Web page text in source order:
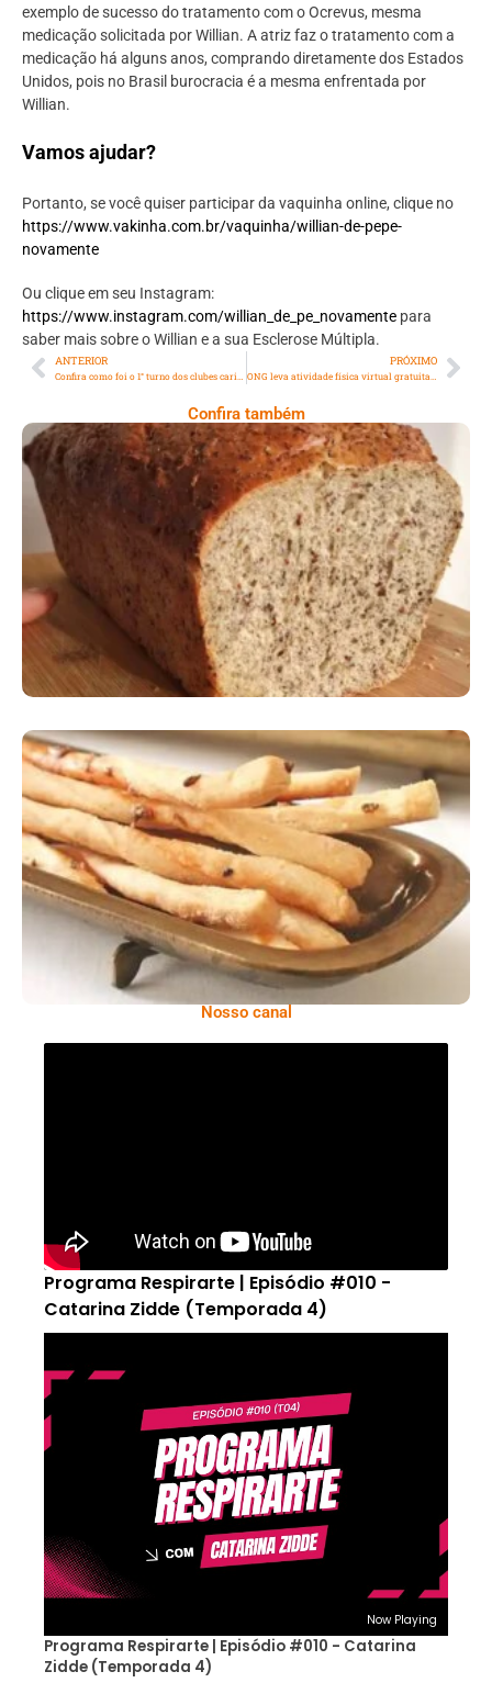
exemplo de sucesso do tratamento com o Ocrevus, mesma
medicação solicitada por Willian. A atriz faz o tratamento com a
medicação há alguns anos, comprando diretamente dos Estados
Unidos, pois no Brasil burocracia é a mesma enfrentada por
Willian.
Vamos ajudar?
Portanto, se você quiser participar da vaquinha online, clique no
https://www.vakinha.com.br/vaquinha/willian-de-pepe-
novamente
Ou clique em seu Instagram:
https://www.instagram.com/willian_de_pe_novamente para
saber mais sobre o Willian e a sua Esclerose Múltipla.
ANTERIOR PRÓXIMO
Confira também
Comer Bem: Pão Low Carb
Comer Bem: Palitinhos De Cebola E Salsa
Nosso canal
Programa Respirarte | Episódio #010 -
Catarina Zidde (Temporada 4)
Now Playing
Programa Respirarte | Episódio #010 - Catarina
Zidde (Temporada 4)